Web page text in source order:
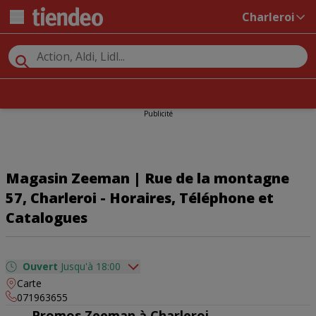
Charleroi
Publicité
Magasin Zeeman | Rue de la montagne
57, Charleroi - Horaires, Téléphone et
Catalogues
Ouvert Jusqu'à 18:00
dimanche
lundi
Carte
071963655